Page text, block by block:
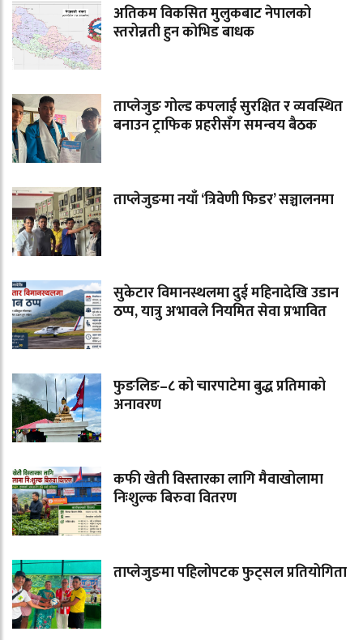
अतिकम विकसित मुलुकबाट नेपालको
स्तरोन्नती हुन कोभिड बाधक
ताप्लेजुङ गोल्ड कपलाई सुरक्षित र व्यवस्थित
बनाउन ट्राफिक प्रहरीसँग समन्वय बैठक
ताप्लेजुङमा नयाँ ‘त्रिवेणी फिडर’ सञ्चालनमा
सुकेटार विमानस्थलमा दुई महिनादेखि उडान
ठप्प, यात्रु अभावले नियमित सेवा प्रभावित
फुङलिङ–८ को चारपाटेमा बुद्ध प्रतिमाको
अनावरण
कफी खेती विस्तारका लागि मैवाखोलामा
निःशुल्क बिरुवा वितरण
ताप्लेजुङमा पहिलोपटक फुट्सल प्रतियोगिता